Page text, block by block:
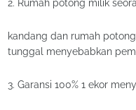
2. Rumah potong milik
kandang dan rumah
tunggal menyebabkan
3. Garansi 100% 1 ekor